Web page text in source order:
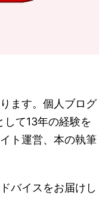
ます。個人ブログ
して13年の経験を
ト運営、本の執筆
バイスをお届けし